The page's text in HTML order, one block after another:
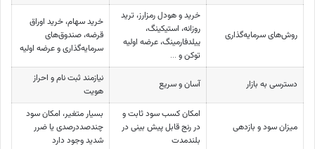
روش‌‎های سرمایه‌گذاری
خرید و هودل رمزارز، ترید
روزانه، استیکینگ،
ییلدفارمینگ، عرضه اولیه
توکن و …
خرید سهام، خرید اوراق
قرضه، صندوق‌های
سرمایه‌گذاری و عرضه اولیه
دسترسی به بازار آسان و سریع
نیازمند ثبت نام و احراز
هویت
میزان سود و بازدهی
امکان کسب سود ثابت و
در رنج قابل پیش بینی در
بلندمدت
بسیار متغیر، امکان سود
چندصددرصدی یا ضرر
شدید وجود دارد